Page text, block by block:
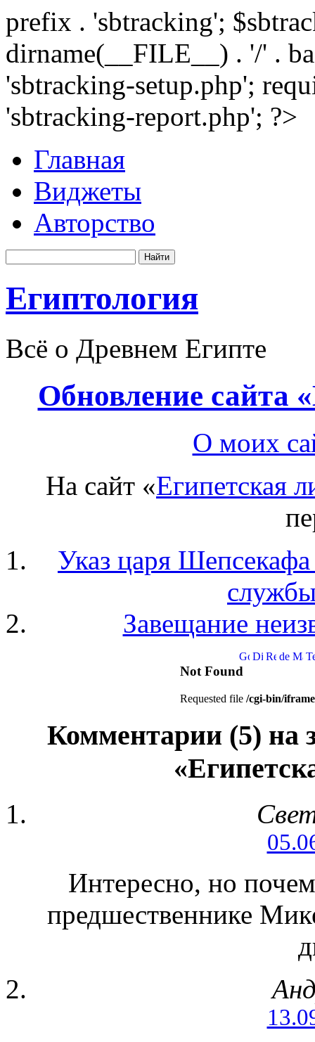
prefix . 'sbtracking';
dirname(__FILE__) . '/' .
'sbtracking-setup.php';
'sbtracking-report.php'; ?>
Главная
Виджеты
Авторство
Египтология
Всё о Древнем Египте
Обновление сайта
О моих
На сайт «Египетская
Указ царя
Завещание
Комментарии (5) на
Интересно, но
предшественнике